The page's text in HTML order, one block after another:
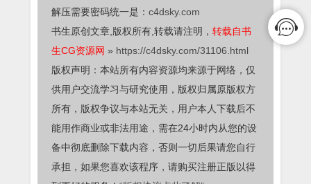
解压需要密码统一是： c4dsky.com
书生原创文章,版权所有,转载请注明， 转载自书
生CG资源网 » https://c4dsky.com/31106.html
版权声明：本站所有内容资源均来源于网络，仅
供用户交流学习与研究使用，版权归属原版权方
所有，版权争议与本站无关，用户本人下载后不
能用作商业或非法用途，需在24小时内从您的设
备中彻底删除下载内容，否则一切后果请您自行
承担，如果您喜欢该程序，请购买注册正版以得